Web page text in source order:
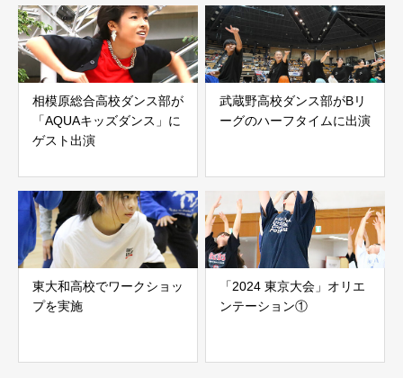
相模原総合高校ダンス部が
「AQUAキッズダンス」に
ゲスト出演
武蔵野高校ダンス部がBリ
ーグのハーフタイムに出演
東大和高校でワークショッ
プを実施
「2024 東京大会」オリエ
ンテーション①